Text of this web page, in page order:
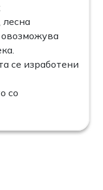
лесна
овозможува
се изработени
со